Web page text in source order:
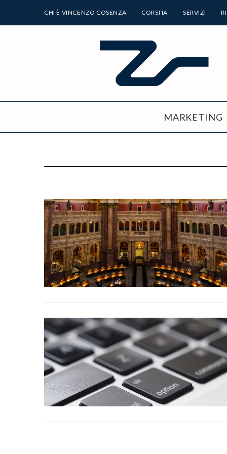
CHI È VINCENZO COSENZA CORSI IA SERVIZI
MARKETING